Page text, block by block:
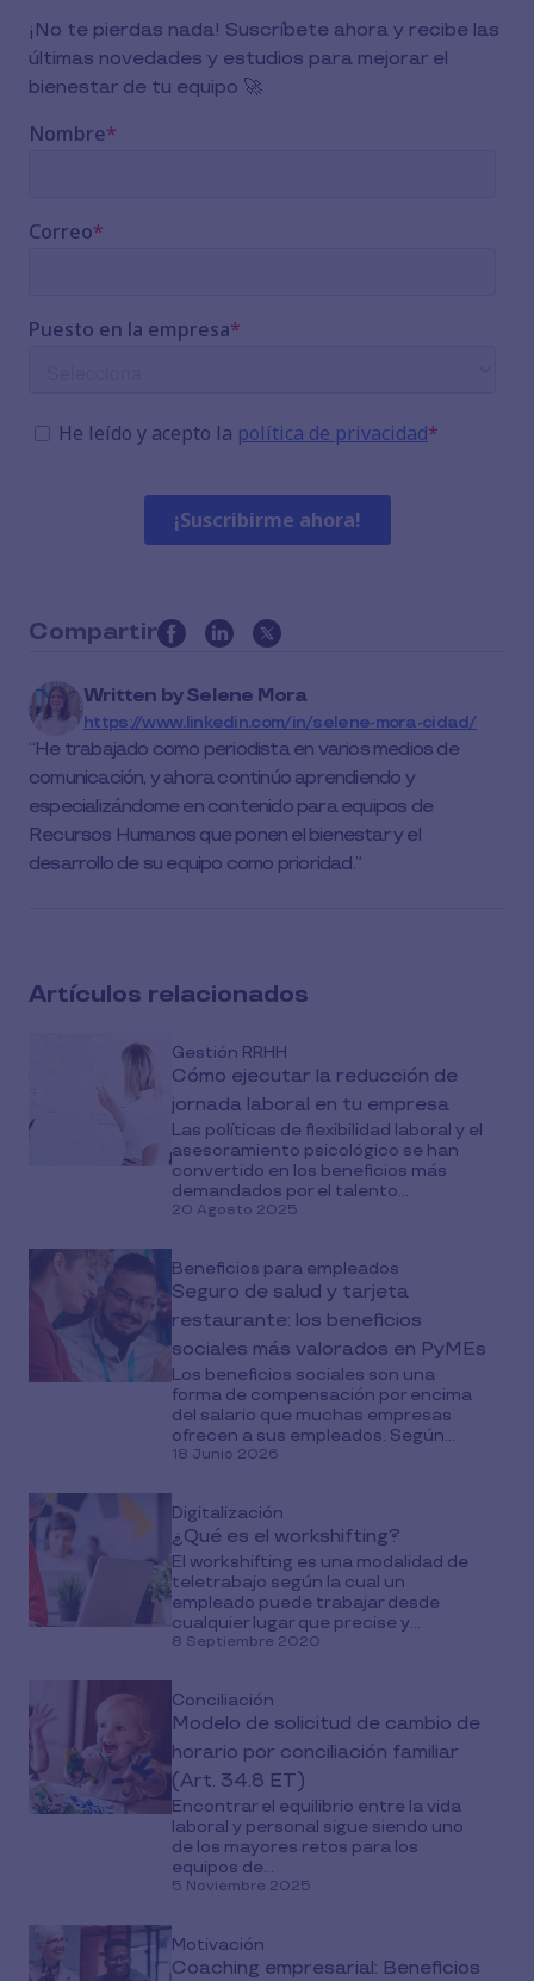
¡No te pierdas nada! Suscríbete ahora y recibe las
últimas novedades y estudios para mejorar el
bienestar de tu equipo 🚀
Compartir
this
article
on
social
media
Written bySelene Mora
https://www.linkedin.com/in/selene-mora-cidad/
He trabajado como periodista en varios medios de
comunicación, y ahora continúo aprendiendo y
especializándome en contenido para equipos de
Recursos Humanos que ponen el bienestar y el
desarrollo de su equipo como prioridad.
Artículos relacionados
Gestión RRHH
Cómo ejecutar la reducción de
jornada laboral en tu empresa
Las políticas de flexibilidad laboral y el
asesoramiento psicológico se han
convertido en los beneficios más
demandados por el talento...
20 Agosto 2025
Beneficios para empleados
Seguro de salud y tarjeta
restaurante: los beneficios
sociales más valorados en PyMEs
Los beneficios sociales son una
forma de compensación por encima
del salario que muchas empresas
ofrecen a sus empleados. Según...
18 Junio 2026
Digitalización
¿Qué es el workshifting?
El workshifting es una modalidad de
teletrabajo según la cual un
empleado puede trabajar desde
cualquier lugar que precise y...
8 Septiembre 2020
Conciliación
Modelo de solicitud de cambio de
horario por conciliación familiar
(Art. 34.8 ET)
Encontrar el equilibrio entre la vida
laboral y personal sigue siendo uno
de los mayores retos para los
equipos de...
5 Noviembre 2025
Motivación
Coaching empresarial: Beneficios